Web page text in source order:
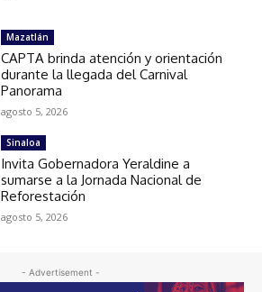
Mazatlán
CAPTA brinda atención y orientación
durante la llegada del Carnival
Panorama
agosto 5, 2026
Sinaloa
Invita Gobernadora Yeraldine a
sumarse a la Jornada Nacional de
Reforestación
agosto 5, 2026
- Advertisement -